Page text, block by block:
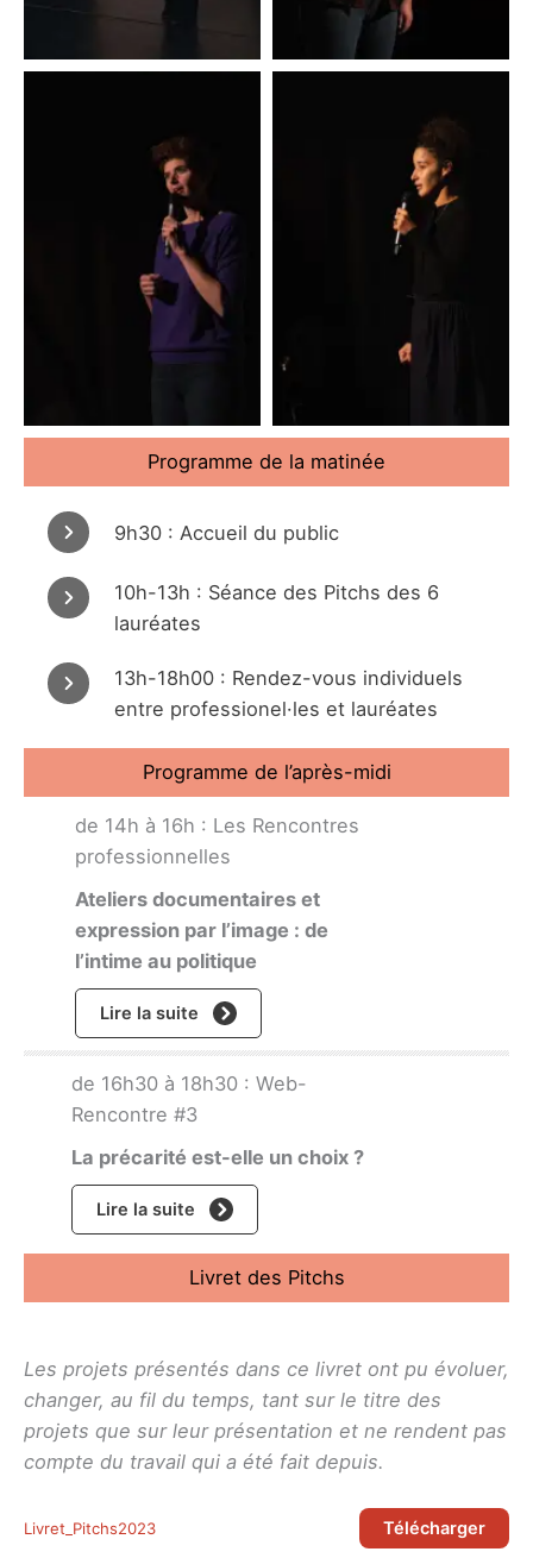
Elsa Tatiana
Programme de la matinée
9h30 : Accueil du public
10h-13h : Séance des Pitchs des 6
lauréates
13h-18h00 : Rendez-vous individuels
entre professionel·les et lauréates
Programme de l’après-midi
de 14h à 16h : Les Rencontres
professionnelles
Ateliers documentaires et
expression par l’image : de
l’intime au politique
Lire la suite
de 16h30 à 18h30 : Web-
Rencontre #3
La précarité est-elle un choix ?
Lire la suite
Livret des Pitchs
Les projets présentés dans ce livret ont pu évoluer,
changer, au fil du temps, tant sur le titre des
projets que sur leur présentation et ne rendent pas
compte du travail qui a été fait depuis.
Livret_Pitchs2023 Télécharger